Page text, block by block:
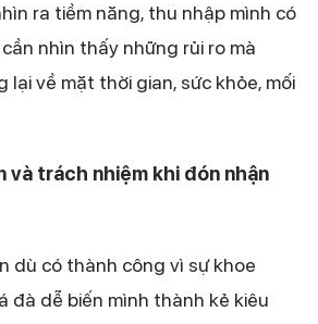
ra tiềm năng, thu nhập mình có
nhìn thấy những rủi ro mà
lại về mặt thời gian, sức khỏe, mối
và trách nhiệm khi đón nhận
dù có thành công vì sự khoe
đà dễ biến mình thành kẻ kiêu